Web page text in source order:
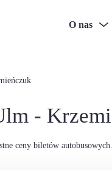
O nas
-
ceny biletów autobusowych.